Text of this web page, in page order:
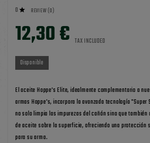
0  REVIEW (0)
12,30 € TAX INCLUDED
Disponible
El aceite Hoppe's Elite, idealmente complementario a
armas Hoppe's, incorpora la avanzada tecnología
no solo limpia las impurezas del cañón sino que
de aceite sobre la superficie, ofreciendo una protección
para su arma.